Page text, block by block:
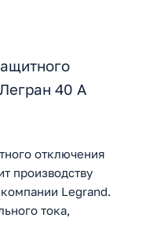
40 А
отключения
производству
компании Legrand.
тока,